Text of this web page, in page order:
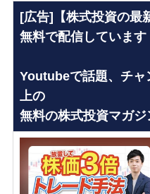
[広告]【株式投資の最
無料で配信しています
Youtubeで話題、チャ
上の
無料の株式投資マガジ